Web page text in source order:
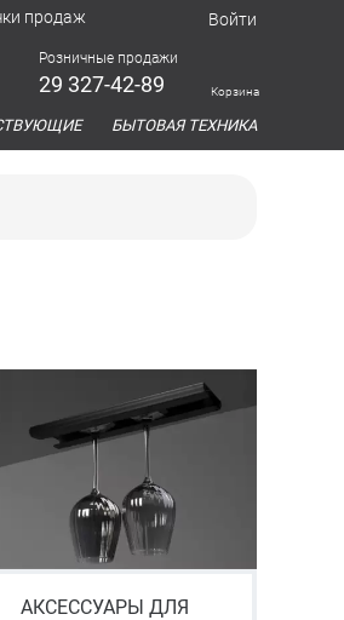
продаж Войти
Розничные продажи
29 327-42-89 Корзина
БЫТОВАЯ ТЕХНИКА
АКСЕССУАРЫ ДЛЯ